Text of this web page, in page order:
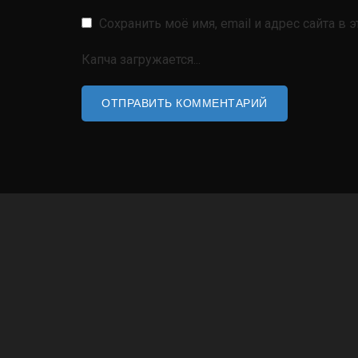
Сохранить моё имя, email и адрес сайта
Капча загружается...